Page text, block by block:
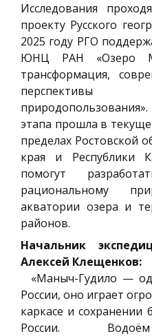
Исследования
проекту Русского
2025 году РГО
ЮНЦ РАН «Озеро
трансформация,
перспективы
этапа прошла в
пределах Ростовской
края и Республики
помогут
рациональному
акватории озера и
районов.
Начальник
Алексей Клещенков:
«Маныч-Гудило —
России, оно играет
каркасе и сохранении
России. Водоём